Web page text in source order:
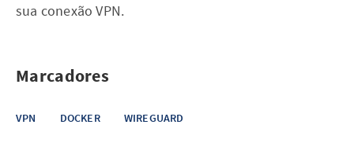
sua conexão VPN.
Marcadores
VPN DOCKER WIREGUARD